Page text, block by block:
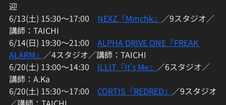
迎
6/13(土) 15:30〜17:00 NEXZ『Mmchk』 ／9スタジオ／
講師：TAICHI
6/14(日) 19:30〜21:00 ALPHA DRIVE ONE『FREAK
ALARM』 ／4スタジオ／講師：TAICHI
6/20(土) 13:00〜14:30 ILLIT『It's Me』 ／6スタジオ／
講師：A.Ka
6/20(土) 15:30〜17:00 CORTIS『REDRED』 ／9スタジオ